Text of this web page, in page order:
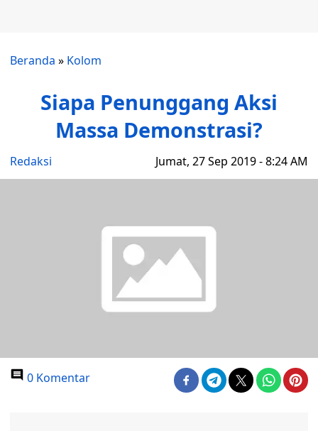
Beranda » Kolom
Siapa Penunggang Aksi
Massa Demonstrasi?
Redaksi Jumat, 27 Sep 2019 - 8:24 AM
0 Komentar